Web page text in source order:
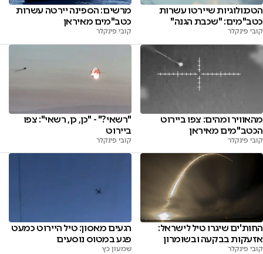
הטכנולוגיות שיירטו עשרות
כטב"מים: "שכבת הגנה"
קובי פינקלר
מרשים: הספינה יירטה עשרות
כטב"מים מאיראן
קובי פינקלר
מהאוויר ומהים: צפו ביירוט
הכטב"מים מאיראן
קובי פינקלר
"רשאי?" - "כן, כן, רשאי": צפו
ביירוט
קובי פינקלר
החות'ים שיגרו טיל לישראל:
אזעקות בבקעה ובשומרון
קובי פינקלר
רגעים מאסון: טיל היירוט כמעט
פגע במטוס נוסעים
שמעון כץ